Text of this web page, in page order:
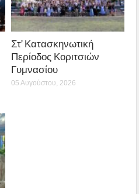
Στ’ Κατασκηνωτική
Περίοδος Κοριτσιών
Γυμνασίου
05 Αυγούστου, 2026